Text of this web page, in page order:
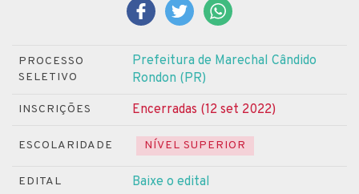
PROCESSO
SELETIVO
Prefeitura de Marechal Cândido
Rondon (PR)
INSCRIÇÕES Encerradas (12 set 2022)
ESCOLARIDADE NÍVEL SUPERIOR
EDITAL Baixe o edital